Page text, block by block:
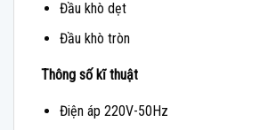
Đầu khò dẹt
Đầu khò tròn
Thông số kĩ thuật
Điện áp 220V-50Hz